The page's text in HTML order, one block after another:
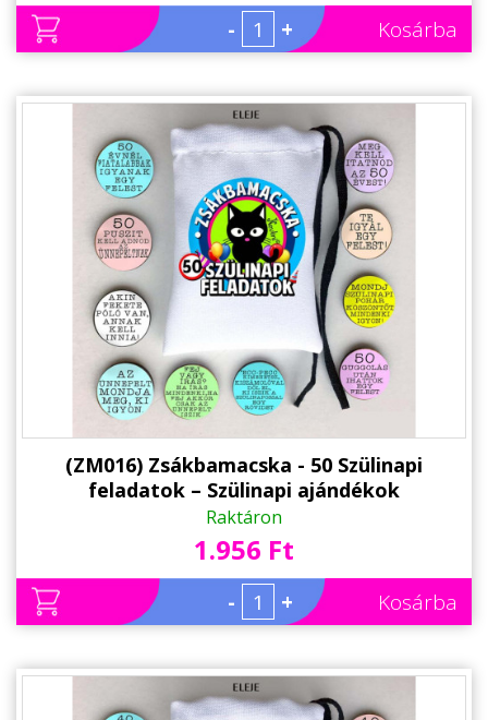
Állatos ajándéktárgyak - + Kosárba
(ZM016) Zsákbamacska - 50 Szülinapi
feladatok – Szülinapi ajándékok
Raktáron
1.956 Ft
- + Kosárba